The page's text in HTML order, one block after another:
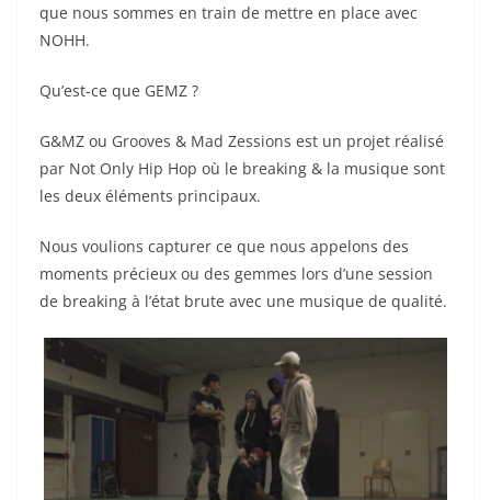
que nous sommes en train de mettre en place avec
NOHH.
Qu’est-ce que GEMZ ?
G&MZ ou Grooves & Mad Zessions est un projet réalisé
par Not Only Hip Hop où le breaking & la musique sont
les deux éléments principaux.
Nous voulions capturer ce que nous appelons des
moments précieux ou des gemmes lors d’une session
de breaking à l’état brute avec une musique de qualité.